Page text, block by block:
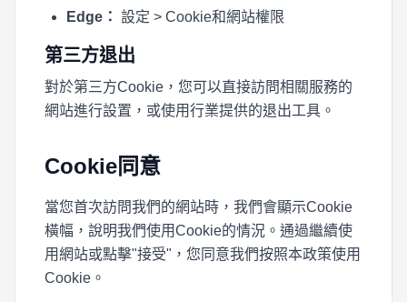
Edge： 設定 > Cookie和網站權限
第三方退出
對於第三方Cookie，您可以直接訪問相關服務的
網站進行設置，或使用行業提供的退出工具。
Cookie同意
當您首次訪問我們的網站時，我們會顯示Cookie
橫幅，說明我們使用Cookie的情況。通過繼續使
用網站或點擊"接受"，您同意我們按照本政策使用
Cookie。